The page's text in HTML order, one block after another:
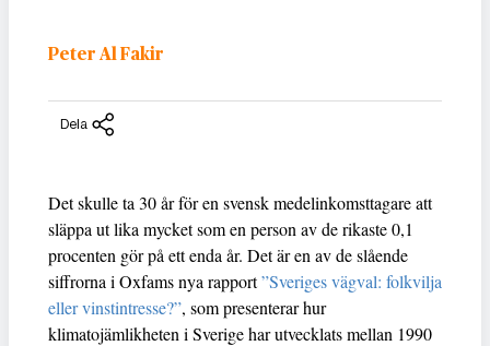
Peter Al Fakir
Dela
Det skulle ta 30 år för en svensk medelinkomsttagare att
släppa ut lika mycket som en person av de rikaste 0,1
procenten gör på ett enda år. Det är en av de slående
siffrorna i Oxfams nya rapport”Sveriges vägval: folkvilja
eller vinstintresse?”, som presenterar hur
klimatojämlikheten i Sverige har utvecklats mellan 1990